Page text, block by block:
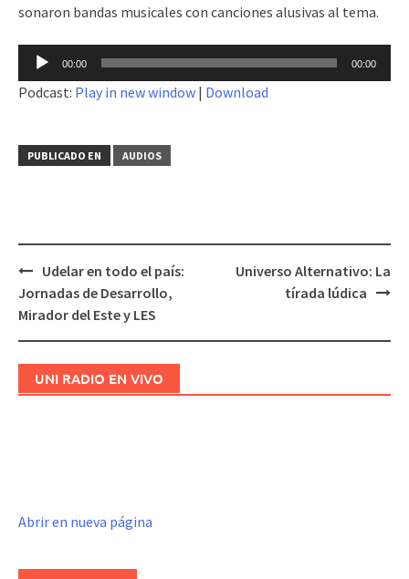
sonaron bandas musicales con canciones alusivas al tema.
Reproductor
audio
00:00 00:00
Podcast: Play in new window | Download
PUBLICADO EN AUDIOS
Navegación
de
Udelar en todo el país:
Jornadas de Desarrollo,
Mirador del Este y LES
Universo Alternativo: La
tírada lúdica
UNI RADIO EN VIVO
Abrir en nueva página